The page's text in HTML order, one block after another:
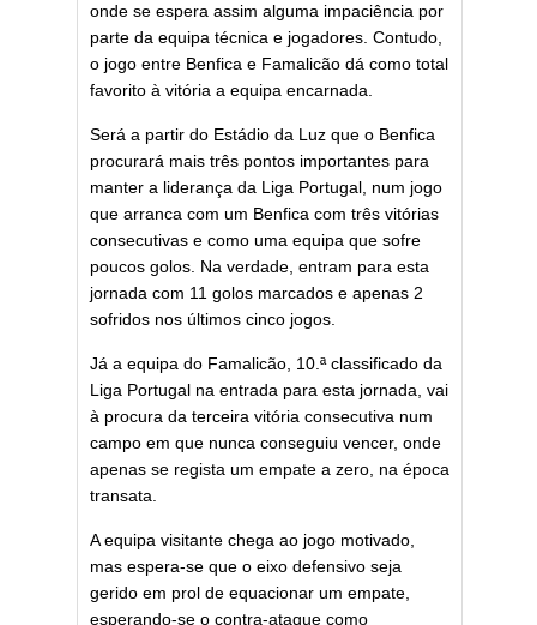
onde se espera assim alguma impaciência por
parte da equipa técnica e jogadores. Contudo,
o jogo entre Benfica e Famalicão dá como total
favorito à vitória a equipa encarnada.
Será a partir do Estádio da Luz que o Benfica
procurará mais três pontos importantes para
manter a liderança da Liga Portugal, num jogo
que arranca com um Benfica com três vitórias
consecutivas e como uma equipa que sofre
poucos golos. Na verdade, entram para esta
jornada com 11 golos marcados e apenas 2
sofridos nos últimos cinco jogos.
Já a equipa do Famalicão, 10.ª classificado da
Liga Portugal na entrada para esta jornada, vai
à procura da terceira vitória consecutiva num
campo em que nunca conseguiu vencer, onde
apenas se regista um empate a zero, na época
transata.
A equipa visitante chega ao jogo motivado,
mas espera-se que o eixo defensivo seja
gerido em prol de equacionar um empate,
esperando-se o contra-ataque como